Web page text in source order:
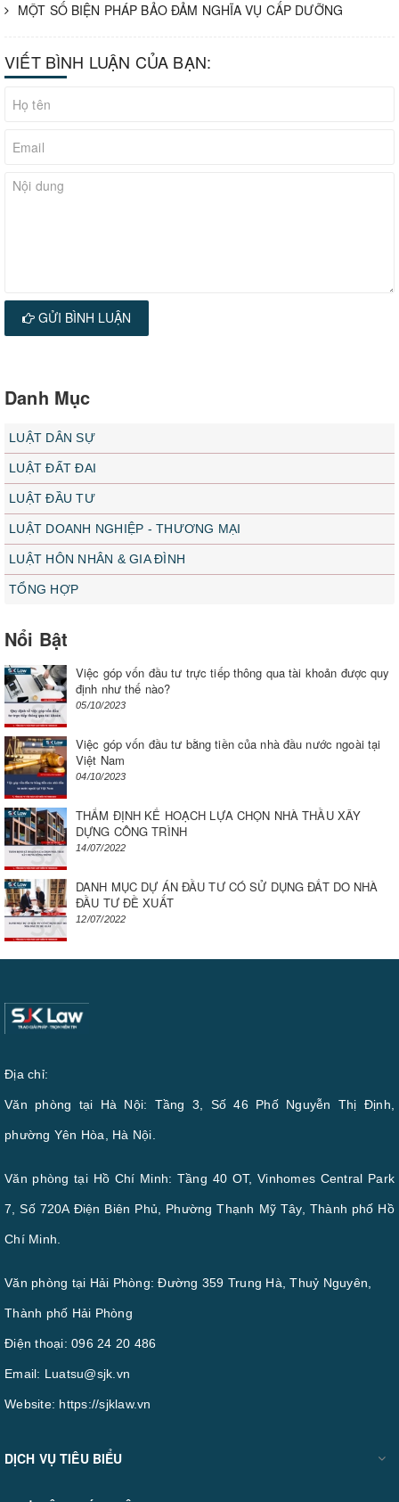
MỘT SỐ BIỆN PHÁP BẢO ĐẢM NGHĨA VỤ CẤP DƯỠNG
VIẾT BÌNH LUẬN CỦA BẠN:
GỬI BÌNH LUẬN
Danh Mục
LUẬT DÂN SỰ
LUẬT ĐẤT ĐAI
LUẬT ĐẦU TƯ
LUẬT DOANH NGHIỆP - THƯƠNG MẠI
LUẬT HÔN NHÂN & GIA ĐÌNH
TỔNG HỢP
Nổi Bật
Việc góp vốn đầu tư trực tiếp thông qua tài khoản được quy
định như thế nào?
05/10/2023
Việc góp vốn đầu tư bằng tiền của nhà đầu nước ngoài tại
Việt Nam
04/10/2023
THẨM ĐỊNH KẾ HOẠCH LỰA CHỌN NHÀ THẦU XÂY
DỰNG CÔNG TRÌNH
14/07/2022
DANH MỤC DỰ ÁN ĐẦU TƯ CÓ SỬ DỤNG ĐẤT DO NHÀ
ĐẦU TƯ ĐỀ XUẤT
12/07/2022
Địa chỉ:
Văn phòng tại Hà Nội: Tầng 3, Số 46 Phố Nguyễn Thị Định,
phường Yên Hòa, Hà Nội.
Văn phòng tại Hồ Chí Minh: Tầng 40 OT, Vinhomes Central Park
7, Số 720A Điện Biên Phủ, Phường Thạnh Mỹ Tây, Thành phố Hồ
Chí Minh.
Văn phòng tại Hải Phòng: Đường 359 Trung Hà, Thuỷ Nguyên,
Thành phố Hải Phòng
Điện thoại: 096 24 20 486
Email: Luatsu@sjk.vn
Website: https://sjklaw.vn
DỊCH VỤ TIÊU BIỂU